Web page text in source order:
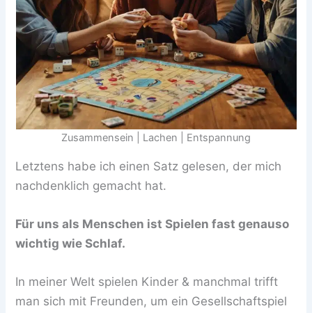
Zusammensein | Lachen | Entspannung
Letztens habe ich einen Satz gelesen, der mich
nachdenklich gemacht hat.
Für uns als Menschen ist Spielen fast genauso
wichtig wie Schlaf.
In meiner Welt spielen Kinder & manchmal trifft
man sich mit Freunden, um ein Gesellschaftspiel